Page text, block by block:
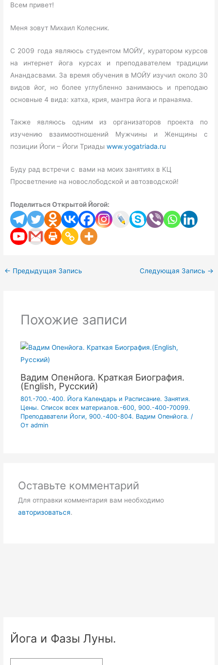
Всем привет!
Меня зовут Михаил Колесник.
С 2009 года являюсь студентом МОЙУ, куратором курсов
на интернет йога курсах и преподавателем традиции
Анандасвами. За время обучения в МОЙУ изучил около 30
видов йог, но более углубленно занимаюсь и преподаю
основные 4 вида: хатха, крия, мантра йога и пранаяма.
Также являюсь одним из организаторов проекта по
изучению взаимоотношений Мужчины и Женщины с
позиции Йоги – Йоги Триадыwww.yogatriada.ru
Буду рад встречи с вами на моих занятиях в КЦ
Просветление на новослободской и автозводской!
Поделиться Открытой Йогой:
← Предыдущая Запись Следующая Запись →
Похожие записи
Вадим Опенйога. Краткая Биография.
(English, Русский)
801.-700.-400. Йога Календарь и Расписание. Занятия.
Цены. Список всех материалов.-600, 900.-400-70099.
Преподаватели Йоги, 900.-400-804. Вадим Опенйога. /
От admin
Оставьте комментарий
Для отправки комментария вам необходимо
авторизоваться.
Йога и Фазы Луны.